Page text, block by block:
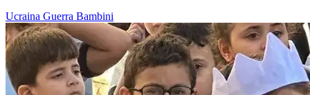
Ucraina Guerra Bambini